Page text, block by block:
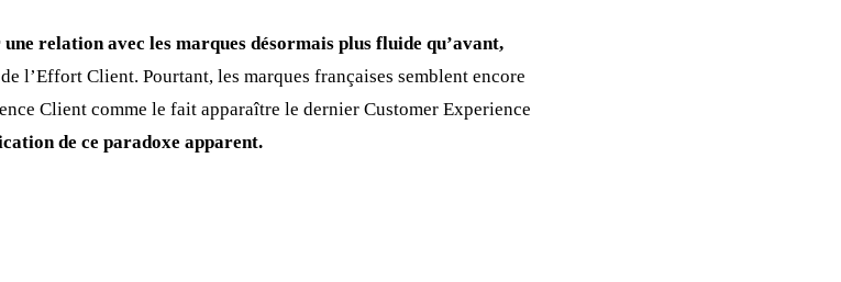
relation avec les marques désormais plus fluide qu’avant,
l’Effort Client. Pourtant, les marques françaises semblent encore
Client comme le fait apparaître le dernier Customer Experience
de ce paradoxe apparent.